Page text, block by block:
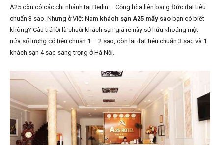
A25 còn có các chi nhánh tại Berlin – Cộng hòa liên bang Đức đạt tiêu
chuẩn 3 sao. Nhưng ở Việt Nam khách sạn A25 mấy sao bạn có biết
không? Câu trả lời là chuỗi khách sạn giá rẻ này sở hữu khoảng một
nửa số lượng có tiêu chuẩn 1 – 2 sao, còn lại đạt tiêu chuẩn 3 sao và 1
khách sạn 4 sao sang trọng ở Hà Nội.